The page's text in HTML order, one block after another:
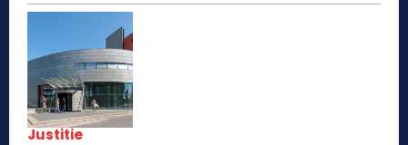
Justitie